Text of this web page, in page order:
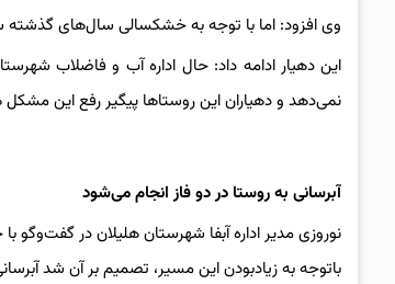
وی افزود‌: اما با توجه به خشکسالی سال‌های
این دهیار ادامه داد: حال اداره آب و فاضلاب
نمی‌دهد و دهیاران این روستاها پیگیر رفع این
آبرسانی بهروستا دردوفاز انجاممی‌شود
نوروزی مدیر اداره آبفا شهرستان هلیلان در گفت‌وگو
باتوجه به زیادبودن این مسیر، تصمیم بر آن شد